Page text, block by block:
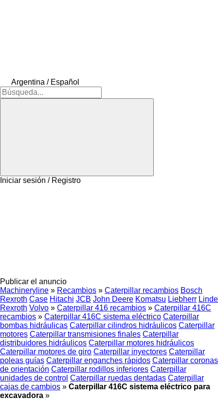
Argentina / Español
Iniciar sesión / Registro
Publicar el anuncio
Machineryline » Recambios » Caterpillar recambios Bosch
Rexroth Case Hitachi JCB John Deere Komatsu Liebherr Linde
Rexroth Volvo » Caterpillar 416 recambios » Caterpillar 416C
recambios » Caterpillar 416C sistema eléctrico Caterpillar
bombas hidráulicas Caterpillar cilindros hidráulicos Caterpillar
motores Caterpillar transmisiones finales Caterpillar
distribuidores hidráulicos Caterpillar motores hidráulicos
Caterpillar motores de giro Caterpillar inyectores Caterpillar
poleas guías Caterpillar enganches rápidos Caterpillar coronas
de orientación Caterpillar rodillos inferiores Caterpillar
unidades de control Caterpillar ruedas dentadas Caterpillar
cajas de cambios » Caterpillar 416C sistema eléctrico para
excavadora »